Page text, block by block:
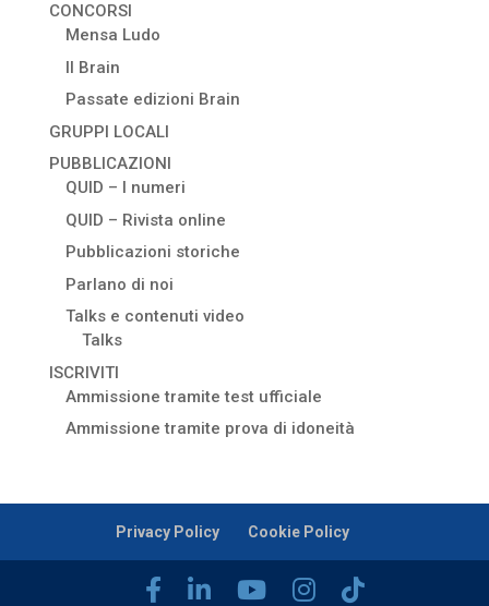
CONCORSI
Mensa Ludo
Il Brain
Passate edizioni Brain
GRUPPI LOCALI
PUBBLICAZIONI
QUID – I numeri
QUID – Rivista online
Pubblicazioni storiche
Parlano di noi
Talks e contenuti video
Talks
ISCRIVITI
Ammissione tramite test ufficiale
Ammissione tramite prova di idoneità
Privacy Policy Cookie Policy